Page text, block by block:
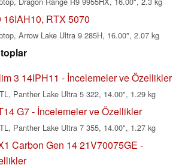
16IAH10, RTX 5070
Arrow Lake Ultra 9 285H, 16.00", 2.07 kg
3 14IPH11 - İncelemeler ve Özellikler
Panther Lake Ultra 5 322, 14.00", 1.29 kg
G7 - İncelemeler ve Özellikler
Panther Lake Ultra 7 355, 14.00", 1.27 kg
Carbon Gen 14 21V70075GE -